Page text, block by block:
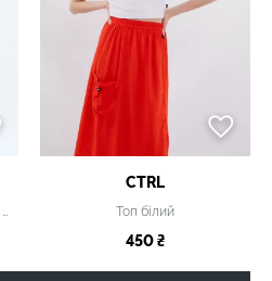
Топ з об’ємними рукавами та зав’язкою блакитний
CTRL
Топ білий
450 ₴